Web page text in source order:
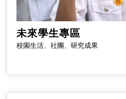
未來學生專區
校園生活、社團、研究成果